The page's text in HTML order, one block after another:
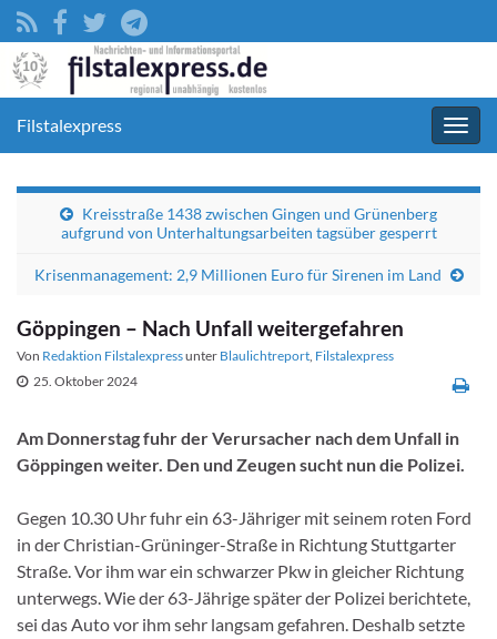
Filstalexpress
Kreisstraße 1438 zwischen Gingen und Grünenberg
aufgrund von Unterhaltungsarbeiten tagsüber gesperrt
Krisenmanagement: 2,9 Millionen Euro für Sirenen im Land
Göppingen – Nach Unfall weitergefahren
Von Redaktion Filstalexpressunter Blaulichtreport, Filstalexpress
25. Oktober 2024
Am Donnerstag fuhr der Verursacher nach dem Unfall in
Göppingen weiter. Den und Zeugen sucht nun die Polizei.
Gegen 10.30 Uhr fuhr ein 63-Jähriger mit seinem roten Ford
in der Christian-Grüninger-Straße in Richtung Stuttgarter
Straße. Vor ihm war ein schwarzer Pkw in gleicher Richtung
unterwegs. Wie der 63-Jährige später der Polizei berichtete,
sei das Auto vor ihm sehr langsam gefahren. Deshalb setzte